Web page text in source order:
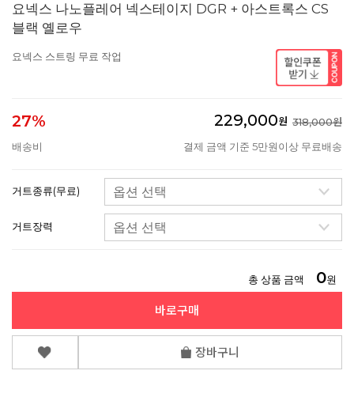
요넥스 나노플레어 넥스테이지 DGR + 아스트록스 CS
블랙 옐로우
요넥스 스트링 무료 작업
27% 229,000원 318,000원
배송비
결제 금액 기준 5만원이상 무료배송
거트종류(무료)
거트장력
총 상품 금액 0원
바로구매
장바구니